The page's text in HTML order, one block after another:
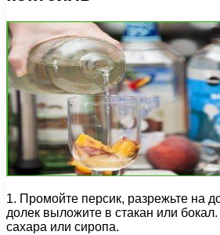
1. Промойте персик, разрежьте на
долек выложите в стакан или
сахара или сиропа.